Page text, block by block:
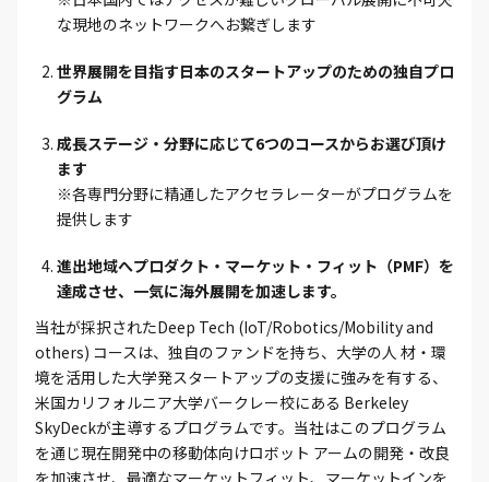
な現地のネットワークへお繋ぎします
世界展開を目指す日本のスタートアップのための独自プロ
グラム
成長ステージ・分野に応じて6つのコースからお選び頂け
ます
※各専門分野に精通したアクセラレーターがプログラムを
提供します
進出地域へプロダクト・マーケット・フィット（PMF）を
達成させ、一気に海外展開を加速します。
当社が採択されたDeep Tech (IoT/Robotics/Mobility and
others) コースは、独自のファンドを持ち、大学の人 材・環
境を活用した大学発スタートアップの支援に強みを有する、
米国カリフォルニア大学バークレー校にある Berkeley
SkyDeckが主導するプログラムです。当社はこのプログラム
を通じ現在開発中の移動体向けロボット アームの開発・改良
を加速させ、最適なマーケットフィット、マーケットインを